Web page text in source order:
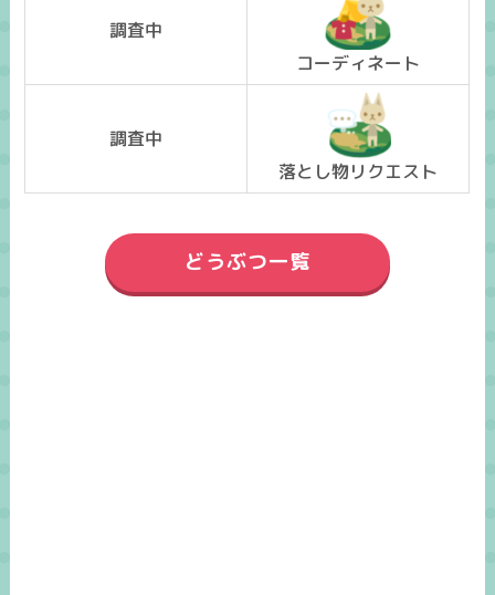
調査中
コーディネート
調査中
落とし物リクエスト
どうぶつ一覧